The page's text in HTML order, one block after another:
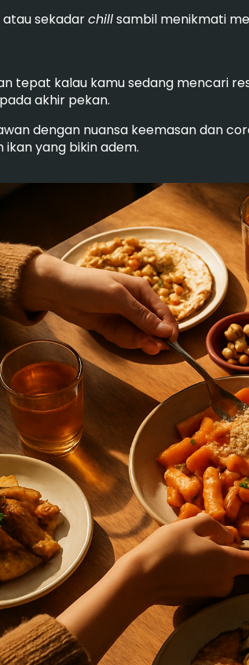
atau sekadarchillsambil menikmati
tepat kalau kamu sedang mencari
akhir pekan.
dengan nuansa keemasan dan
yang bikin adem.